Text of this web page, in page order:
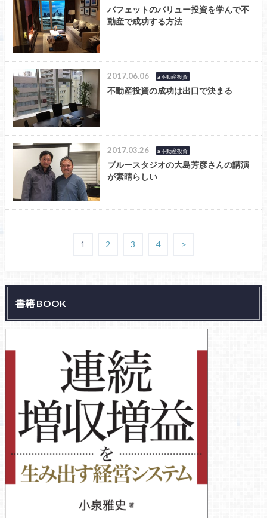
バフェットのバリュー投資を学んで不
動産で成功する方法
2017.06.06 a 不動産投資
不動産投資の成功は出口で決まる
2017.03.26 a 不動産投資
ブルースタジオの大島芳彦さんの講演
が素晴らしい
1 2 3 4 >
書籍 BOOK